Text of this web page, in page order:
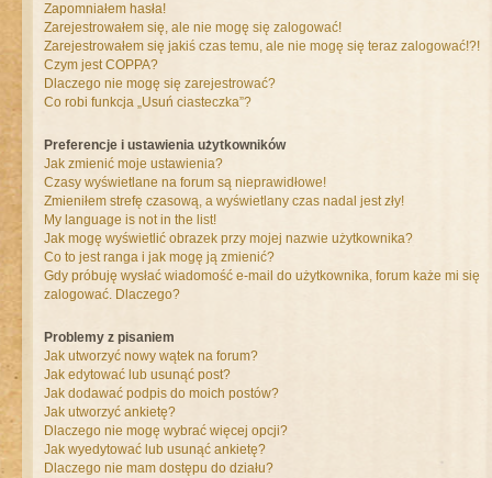
Zapomniałem hasła!
Zarejestrowałem się, ale nie mogę się zalogować!
Zarejestrowałem się jakiś czas temu, ale nie mogę się teraz zalogować!?!
Czym jest COPPA?
Dlaczego nie mogę się zarejestrować?
Co robi funkcja „Usuń ciasteczka”?
Preferencje i ustawienia użytkowników
Jak zmienić moje ustawienia?
Czasy wyświetlane na forum są nieprawidłowe!
Zmieniłem strefę czasową, a wyświetlany czas nadal jest zły!
My language is not in the list!
Jak mogę wyświetlić obrazek przy mojej nazwie użytkownika?
Co to jest ranga i jak mogę ją zmienić?
Gdy próbuję wysłać wiadomość e-mail do użytkownika, forum każe mi się
zalogować. Dlaczego?
Problemy z pisaniem
Jak utworzyć nowy wątek na forum?
Jak edytować lub usunąć post?
Jak dodawać podpis do moich postów?
Jak utworzyć ankietę?
Dlaczego nie mogę wybrać więcej opcji?
Jak wyedytować lub usunąć ankietę?
Dlaczego nie mam dostępu do działu?